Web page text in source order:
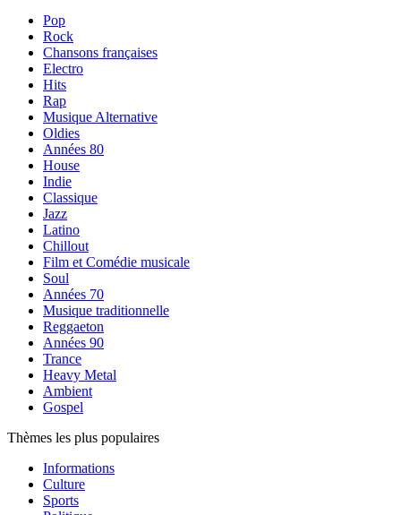
Pop
Rock
Chansons françaises
Electro
Hits
Rap
Musique Alternative
Oldies
Années 80
House
Indie
Classique
Jazz
Latino
Chillout
Film et Comédie musicale
Soul
Années 70
Musique traditionnelle
Reggaeton
Années 90
Trance
Heavy Metal
Ambient
Gospel
Thèmes les plus populaires
Informations
Culture
Sports